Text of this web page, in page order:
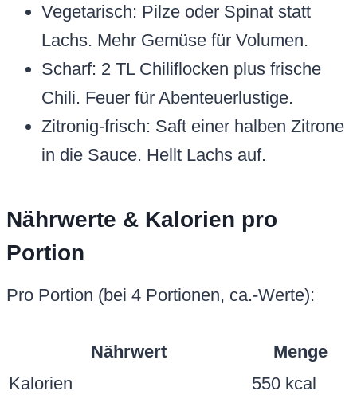
Vegetarisch: Pilze oder Spinat statt
Lachs. Mehr Gemüse für Volumen.
Scharf: 2 TL Chiliflocken plus frische
Chili. Feuer für Abenteuerlustige.
Zitronig-frisch: Saft einer halben Zitrone
in die Sauce. Hellt Lachs auf.
Nährwerte & Kalorien pro
Portion
Pro Portion (bei 4 Portionen, ca.-Werte):
Nährwert
Menge
Kalorien
550 kcal